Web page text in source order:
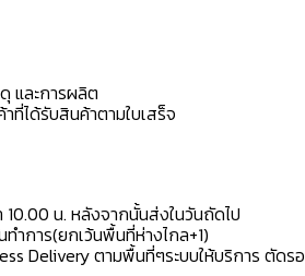
และการผลิต
ที่ได้รับสินค้าตามใบเสร็จ
น. หลังจากนั้นส่งในวันถัดไป
การ(ยกเว้นพื้นที่ห่างไกล+1)
Delivery ตามพื้นที่ๆระบบให้บริการ ตัดร